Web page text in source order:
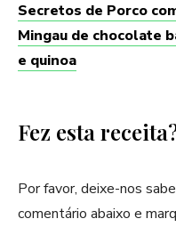
Secretos de Porco
Mingau de chocolate
e quinoa
Fez esta
Por favor, deixe-nos
comentário abaixo e